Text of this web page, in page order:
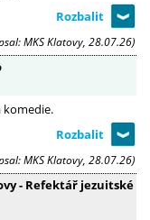
MKS Klatovy, 28.07.26)
komedie.
MKS Klatovy, 28.07.26)
- Refektář jezuitské